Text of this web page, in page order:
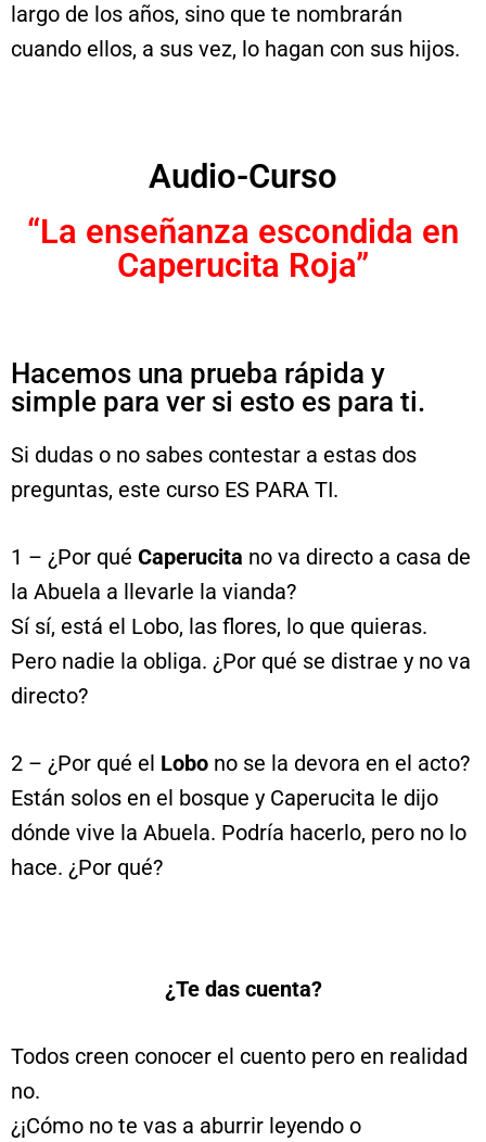
largo de los años, sino que te nombrarán
cuando ellos, a sus vez, lo hagan con sus hijos.
Audio-Curso
“La enseñanza escondida en
Caperucita Roja”
Hacemos una prueba rápida y
simple para ver si esto es para ti.
Si dudas o no sabes contestar a estas dos
preguntas, este curso ES PARA TI.
1 – ¿Por qué Caperucita no va directo a casa de
la Abuela a llevarle la vianda?
Sí sí, está el Lobo, las flores, lo que quieras.
Pero nadie la obliga. ¿Por qué se distrae y no va
directo?
2 – ¿Por qué el Lobo no se la devora en el acto?
Están solos en el bosque y Caperucita le dijo
dónde vive la Abuela. Podría hacerlo, pero no lo
hace. ¿Por qué?
¿Te das cuenta?
Todos creen conocer el cuento pero en realidad
no.
¿¡Cómo no te vas a aburrir leyendo o